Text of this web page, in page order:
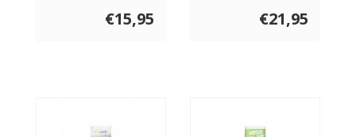
€15,95 €21,95